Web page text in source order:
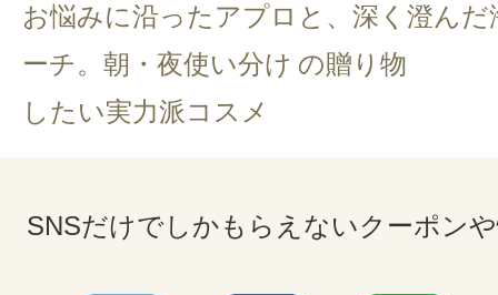
お悩みに沿ったアプロ
ーチ。朝・夜使い分け
したい実力派コスメ
と、深く澄んだ
の贈り物
SNSだけでしかもらえないクーポン